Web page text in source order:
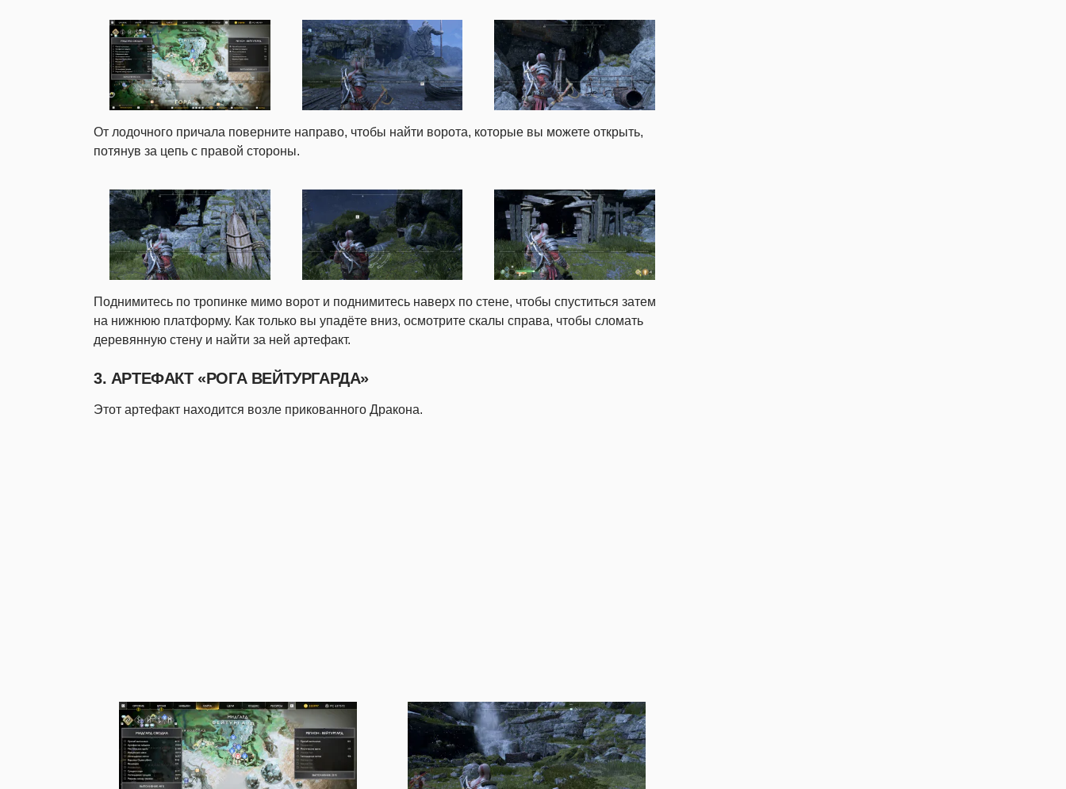
От лодочного причала поверните направо, чтобы найти ворота, которые вы можете открыть,
потянув за цепь с правой стороны.
Поднимитесь по тропинке мимо ворот и поднимитесь наверх по стене, чтобы спуститься затем
на нижнюю платформу. Как только вы упадёте вниз, осмотрите скалы справа, чтобы сломать
деревянную стену и найти за ней артефакт.
3. АРТЕФАКТ «РОГА ВЕЙТУРГАРДА»
Этот артефакт находится возле прикованного Дракона.